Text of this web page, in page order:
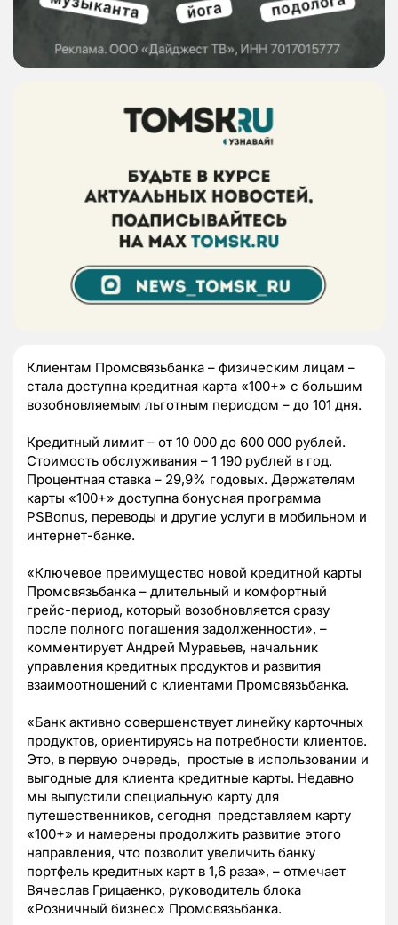
Клиентам Промсвязьбанка – физическим лицам –
стала доступна кредитная карта «100+» с большим
возобновляемым льготным периодом – до 101 дня.
Кредитный лимит – от 10 000 до 600 000 рублей.
Стоимость обслуживания – 1 190 рублей в год.
Процентная ставка – 29,9% годовых. Держателям
карты «100+» доступна бонусная программа
PSBonus, переводы и другие услуги в мобильном и
интернет-банке.
«Ключевое преимущество новой кредитной карты
Промсвязьбанка – длительный и комфортный
грейс-период, который возобновляется сразу
после полного погашения задолженности», –
комментирует Андрей Муравьев, начальник
управления кредитных продуктов и развития
взаимоотношений с клиентами Промсвязьбанка.
«Банк активно совершенствует линейку карточных
продуктов, ориентируясь на потребности клиентов.
Это, в первую очередь, простые в использовании и
выгодные для клиента кредитные карты. Недавно
мы выпустили специальную карту для
путешественников, сегодня представляем карту
«100+» и намерены продолжить развитие этого
направления, что позволит увеличить банку
портфель кредитных карт в 1,6 раза», – отмечает
Вячеслав Грицаенко, руководитель блока
«Розничный бизнес» Промсвязьбанка.